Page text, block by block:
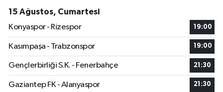
15 Ağustos, Cumartesi
Konyaspor - Rizespor
19:00
Kasımpaşa - Trabzonspor 19:00
Gençlerbirliği S.K. - Fenerbahçe 21:30
Gaziantep FK - Alanyaspor 21:30